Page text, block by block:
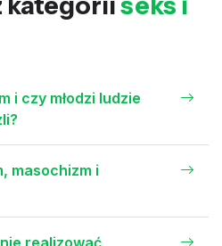
i czy młodzi ludzie
masochizm i